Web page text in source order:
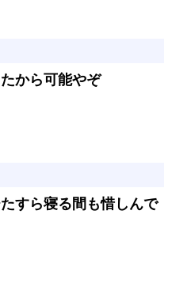
から可能やぞ
すら寝る間も惜しんで